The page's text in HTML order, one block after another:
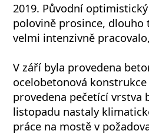
2019. Původní
polovině prosince, dlouho
velmi intenzivně
V září byla provedena
ocelobetonová
provedena pečetící vrstva
listopadu nastaly
práce na mostě v